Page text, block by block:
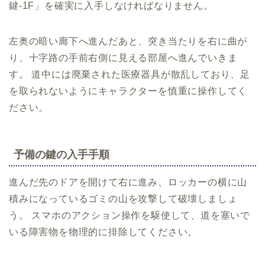
鍵-1F」を確実に入手しなければなりません。
左奥の暗い廊下へ進んだあと、突き当たりを右に曲が
り、十字路の手前右側に見える部屋へ進んでいきま
す。 道中には廃棄された医療器具が散乱しており、足
を取られないようにキャラクターを慎重に操作してく
ださい。
予備の鍵の入手手順
進んだ先のドアを開けて右に進み、ロッカーの横に山
積みになっているゴミの山を攻撃して破壊しましょ
う。 スマホのアクション操作を駆使して、道を塞いで
いる障害物を物理的に排除してください。